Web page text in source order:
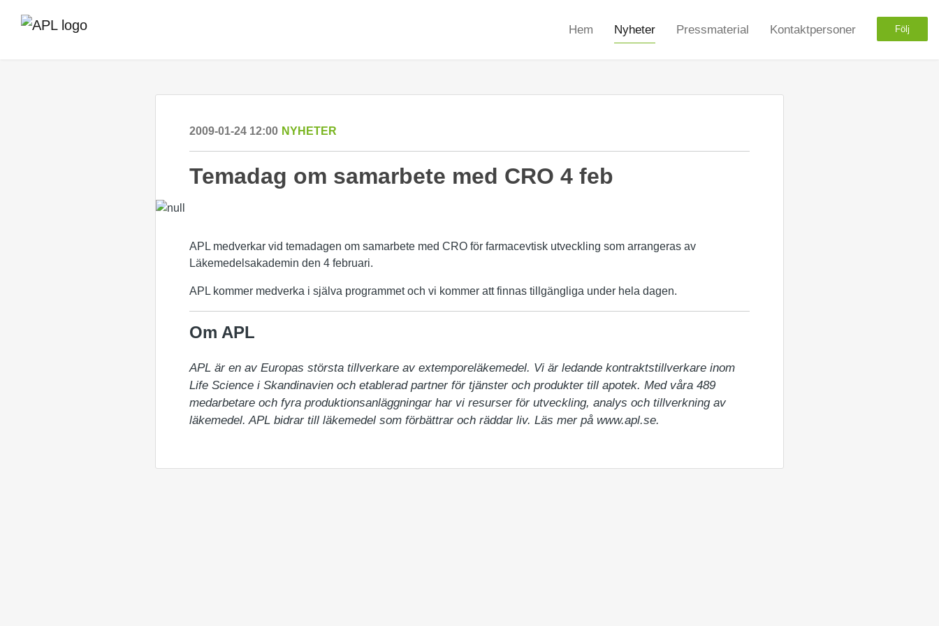
Hem Nyheter Pressmaterial Kontaktpersoner Följ
2009-01-24 12:00 NYHETER
Temadag om samarbete med CRO 4 feb
APL medverkar vid temadagen om samarbete med CRO för farmacevtisk utveckling som arrangeras av
Läkemedelsakademin den 4 februari.
APL kommer medverka i själva programmet och vi kommer att finnas tillgängliga under hela dagen.
Om APL
APL är en av Europas största tillverkare av extemporeläkemedel. Vi är ledande kontraktstillverkare inom
Life Science i Skandinavien och etablerad partner för tjänster och produkter till apotek. Med våra 489
medarbetare och fyra produktionsanläggningar har vi resurser för utveckling, analys och tillverkning av
läkemedel. APL bidrar till läkemedel som förbättrar och räddar liv. Läs mer på www.apl.se.